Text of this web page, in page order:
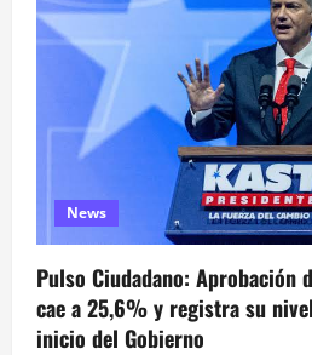
d
s
News
Pulso Ciudadano: Aprobación
cae a 25,6% y registra su
inicio del Gobierno